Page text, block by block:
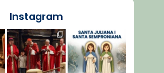
Instagram